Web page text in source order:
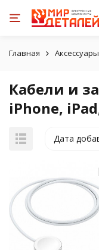
Главная
Кабели и
iPhone,
Дата